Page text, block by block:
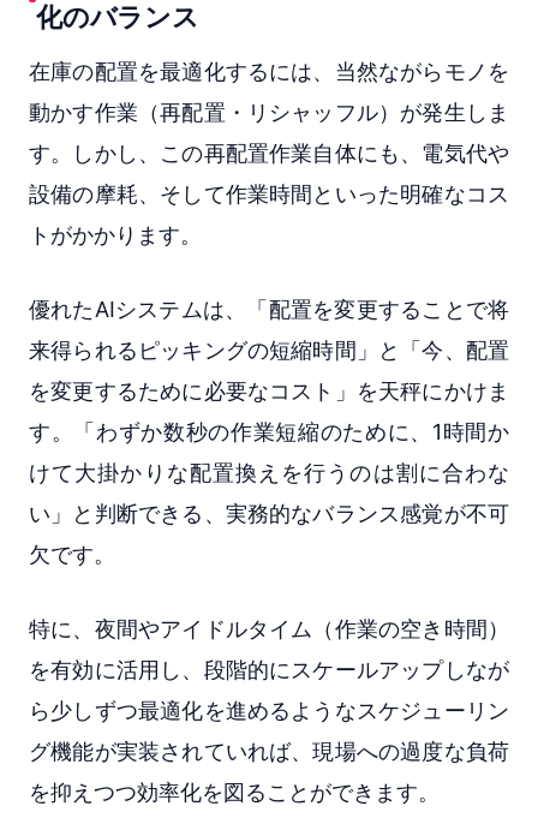
化のバランス
在庫の配置を最適化するには、当然ながらモノを
動かす作業（再配置・リシャッフル）が発生しま
す。しかし、この再配置作業自体にも、電気代や
設備の摩耗、そして作業時間といった明確なコス
トがかかります。
優れたAIシステムは、「配置を変更することで将
来得られるピッキングの短縮時間」と「今、配置
を変更するために必要なコスト」を天秤にかけま
す。「わずか数秒の作業短縮のために、1時間か
けて大掛かりな配置換えを行うのは割に合わな
い」と判断できる、実務的なバランス感覚が不可
欠です。
特に、夜間やアイドルタイム（作業の空き時間）
を有効に活用し、段階的にスケールアップしなが
ら少しずつ最適化を進めるようなスケジューリン
グ機能が実装されていれば、現場への過度な負荷
を抑えつつ効率化を図ることができます。